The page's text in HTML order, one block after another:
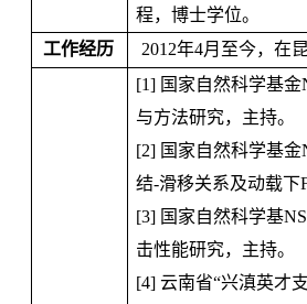
程，博士学位。
工作经历
2012年4月至今，在
[1] 国家自然科学基
与方法研究，主持。
[2] 国家自然科学基金
结-滑移关系及动载下
[3] 国家自然科学基
击性能研究，主持。
[4] 云南省“兴滇英才